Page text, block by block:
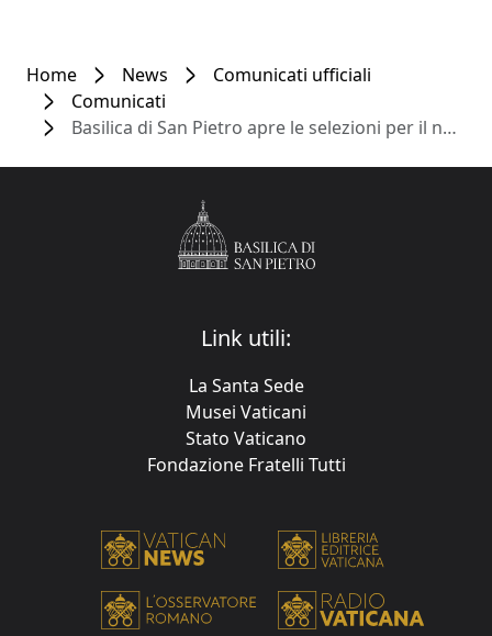
Home News
Comunicati ufficiali
Comunicati
Basilica di San Pietro apre le selezioni per il nuovo gruppo liturgico
Link utili:
La Santa Sede
Musei Vaticani
Stato Vaticano
Fondazione Fratelli Tutti